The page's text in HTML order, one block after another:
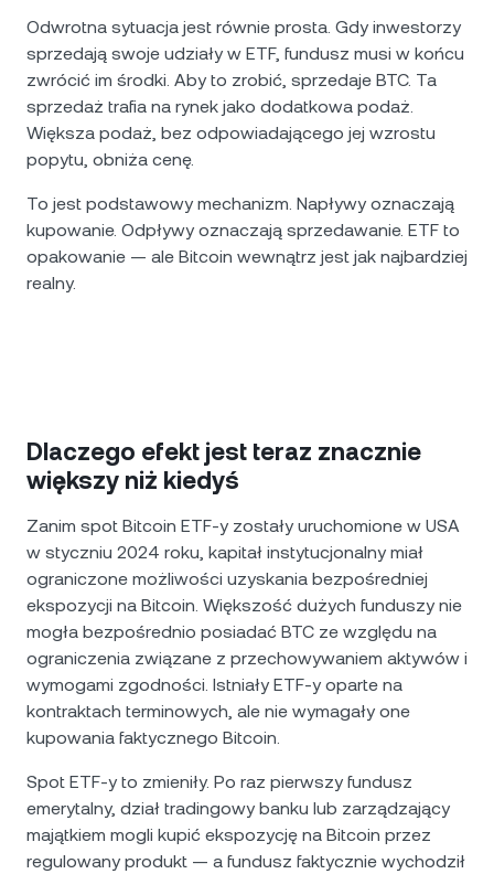
Odwrotna sytuacja jest równie prosta. Gdy inwestorzy
sprzedają swoje udziały w ETF, fundusz musi w końcu
zwrócić im środki. Aby to zrobić, sprzedaje BTC. Ta
sprzedaż trafia na rynek jako dodatkowa podaż.
Większa podaż, bez odpowiadającego jej wzrostu
popytu, obniża cenę.
To jest podstawowy mechanizm. Napływy oznaczają
kupowanie. Odpływy oznaczają sprzedawanie. ETF to
opakowanie — ale Bitcoin wewnątrz jest jak najbardziej
realny.
Dlaczego efekt jest teraz znacznie
większy niż kiedyś
Zanim spot Bitcoin ETF-y zostały uruchomione w USA
w styczniu 2024 roku, kapitał instytucjonalny miał
ograniczone możliwości uzyskania bezpośredniej
ekspozycji na Bitcoin. Większość dużych funduszy nie
mogła bezpośrednio posiadać BTC ze względu na
ograniczenia związane z przechowywaniem aktywów i
wymogami zgodności. Istniały ETF-y oparte na
kontraktach terminowych, ale nie wymagały one
kupowania faktycznego Bitcoin.
Spot ETF-y to zmieniły. Po raz pierwszy fundusz
emerytalny, dział tradingowy banku lub zarządzający
majątkiem mogli kupić ekspozycję na Bitcoin przez
regulowany produkt — a fundusz faktycznie wychodził